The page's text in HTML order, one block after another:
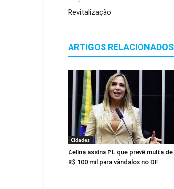
Revitalização
ARTIGOS RELACIONADOS
Cidades
Celina assina PL que prevê multa de
R$ 100 mil para vândalos no DF